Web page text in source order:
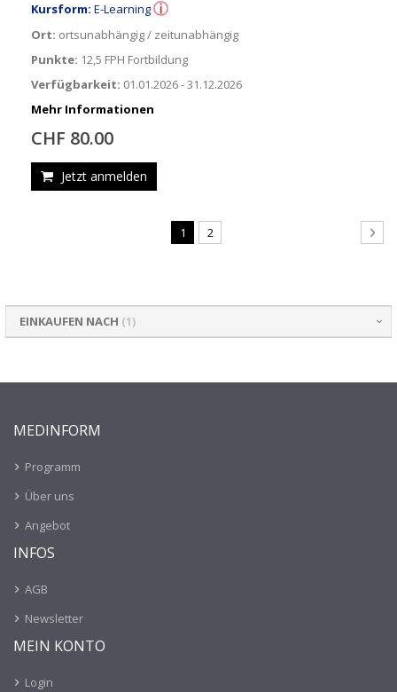
Kursform: E-Learning
Ort: ortsunabhängig / zeitunabhängig
Punkte: 12,5 FPH Fortbildung
Verfügbarkeit: 01.01.2026 - 31.12.2026
Mehr Informationen
CHF 80.00
Jetzt anmelden
Seite
Sie
1 Seite
2
EINKAUFEN NACH
MEDINFORM
Programm
Über uns
Angebot
INFOS
AGB
Newsletter
MEIN KONTO
Login